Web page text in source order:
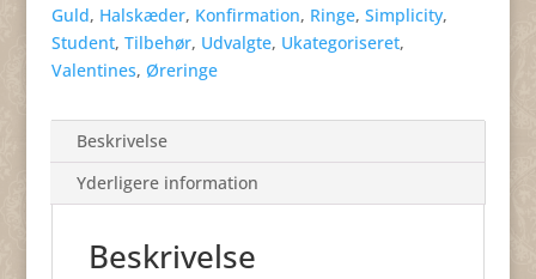
Guld, Halskæder, Konfirmation, Ringe, Simplicity,
Student, Tilbehør, Udvalgte, Ukategoriseret,
Valentines, Øreringe
Beskrivelse
Yderligere information
Beskrivelse